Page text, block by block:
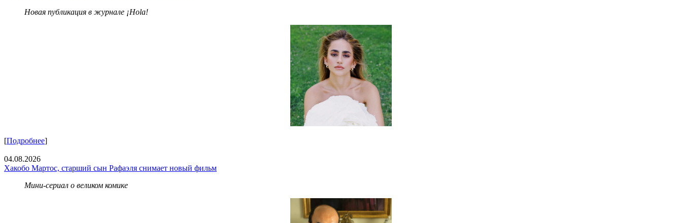
Новая публикация в журнале ¡Hola!
[Подробнее]
04.08.2026
Хакобо Мартос, старший сын Рафаэля снимает новый фильм
Мини-сериал о великом комике